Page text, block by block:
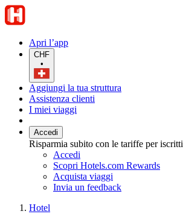
Apri l’app
CHF
•
Aggiungi la tua struttura
Assistenza clienti
I miei viaggi
Accedi
Risparmia subito con le tariffe per iscritti
Accedi
Scopri Hotels.com Rewards
Acquista viaggi
Invia un feedback
Hotel